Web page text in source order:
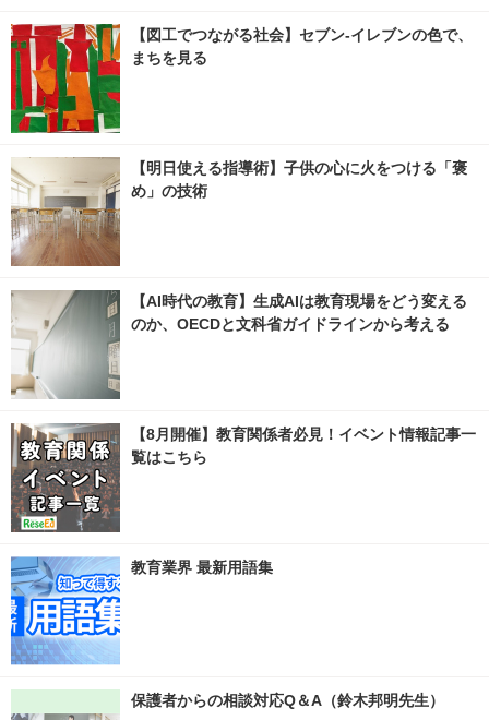
【図工でつながる社会】セブン‐イレブンの色で、
まちを見る
【明日使える指導術】子供の心に火をつける「褒
め」の技術
【AI時代の教育】生成AIは教育現場をどう変える
のか、OECDと文科省ガイドラインから考える
【8月開催】教育関係者必見！イベント情報記事一
覧はこちら
教育業界 最新用語集
保護者からの相談対応Q＆A（鈴木邦明先生）